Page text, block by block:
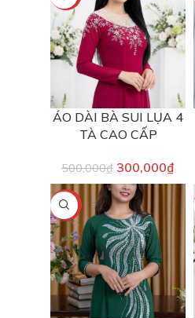
ÁO DÀI BÀ SUI LỤA 4
TÀ CAO CẤP
500,000₫ 300,000₫
-40%